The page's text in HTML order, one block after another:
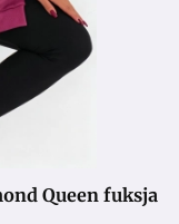
Diamond Queen fuksja